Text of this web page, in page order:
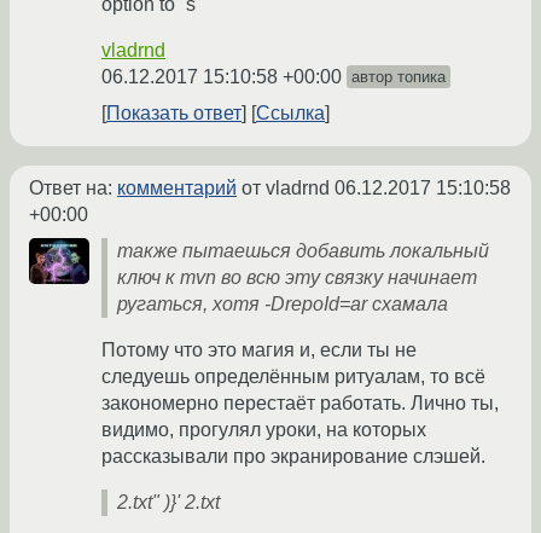
option to `s'
vladrnd
06.12.2017 15:10:58 +00:00 автор топика
Показать ответ Ссылка
Ответ на: комментарий от vladrnd 06.12.2017 15:10:58
+00:00
также пытаешься добавить локальный
ключ к mvn во всю эту связку начинает
ругаться, хотя -DrepoId=ar схамала
Потому что это магия и, если ты не
следуешь определённым ритуалам, то всё
закономерно перестаёт работать. Лично ты,
видимо, прогулял уроки, на которых
рассказывали про экранирование слэшей.
2.txt" )}' 2.txt